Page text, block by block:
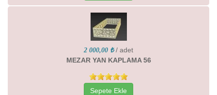
2 000,00 ₺ / adet
MEZAR YAN KAPLAMA 56
Sepete Ekle